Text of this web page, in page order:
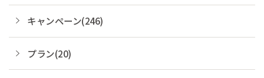
キャンペーン(246)
プラン(20)